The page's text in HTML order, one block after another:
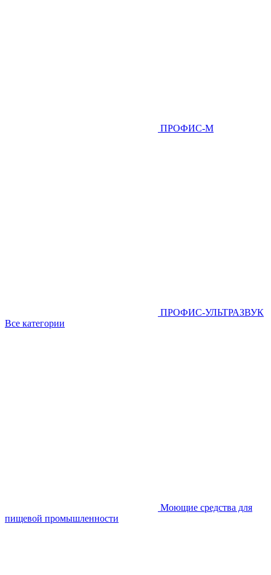
ПРОФИС-М
ПРОФИС-УЛЬТРАЗВУК
Все категории
Моющие средства для
пищевой промышленности